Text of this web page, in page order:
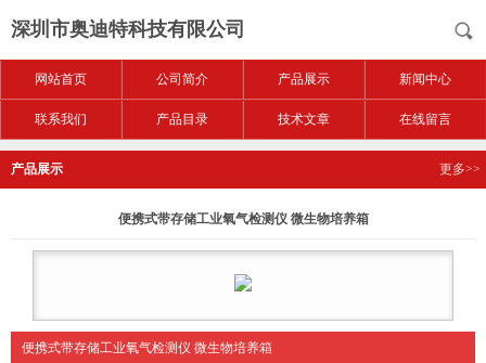
深圳市奥迪特科技有限公司
网站首页 公司简介 产品展示 新闻中心
联系我们 产品目录 技术文章 在线留言
产品展示 更多>>
便携式带存储工业氧气检测仪 微生物培养箱
便携式带存储工业氧气检测仪 微生物培养箱